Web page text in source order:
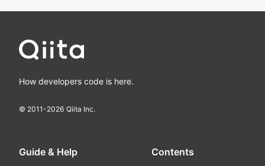
How developers code is here.
© 2011-2026 Qiita Inc.
Guide & Help Contents